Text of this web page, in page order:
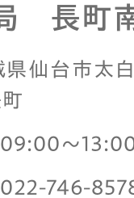
長町
仙台市太
09:00～
022-746-